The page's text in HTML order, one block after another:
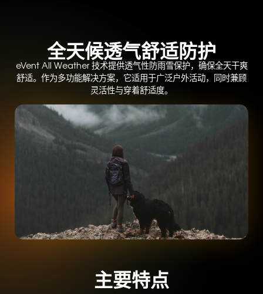
全天候透气舒适防护
eVent All Weather 技术提供透气性防雨雪保护，确保全天干爽
舒适。作为多功能解决方案，它适用于广泛户外活动，同时兼顾
灵活性与穿着舒适度。
主要特点